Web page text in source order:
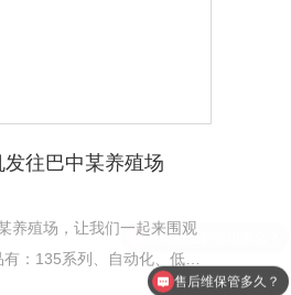
往巴中某养殖场
养殖场，让我们一起来围观
：135系列、自动化、低噪
等系列发电机组等。精选东售后维保管多久？